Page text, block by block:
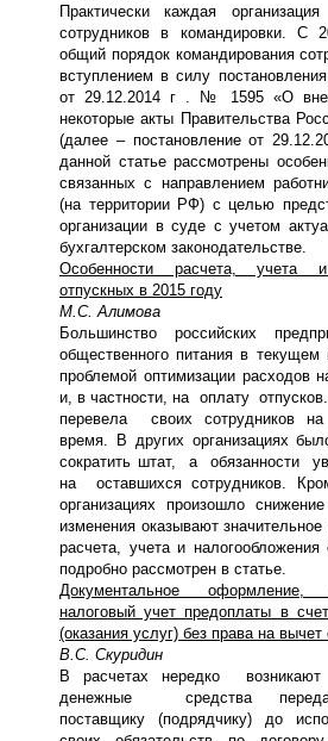
Практически каждая
сотрудников в командировки. С
общий порядок командирования
вступлением в силу
от 29.12.2014 г . № 1595 «О
некоторые акты Правительства
(далее – постановление от
данной статье рассмотрены
связанных с направлением
(на территории РФ) с целью
организации в суде с учетом
бухгалтерском законодательстве.
Особенности расчета, учета и
отпускных в 2015 году
М.С. Алимова
Большинство российских
общественного питания в текущем
проблемой оптимизации расходов
и, в частности, на оплату
перевела своих сотрудников на
время. В других организациях
сократить штат, а обязанности
на оставшихся сотрудников.
организациях произошло
изменения оказывают
расчета, учета и налогообложения
подробно рассмотрен в статье.
Документальное оформление,
налоговый учет предоплаты в
(оказания услуг) без права на
В.С. Скуридин
В расчетах нередко
денежные средства
поставщику (подрядчику) до